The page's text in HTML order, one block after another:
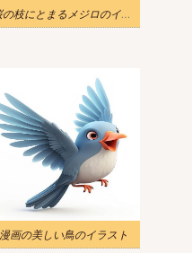
桜の枝にとまるメジロのイラストをダウンロード
漫画の美しい鳥のイラスト